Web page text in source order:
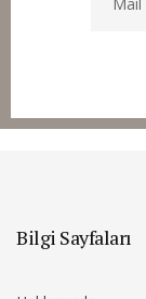
Bilgi Sayfaları